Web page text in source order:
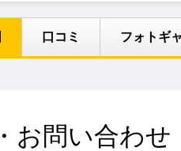
口コミ フォトギ
お問い合わせ